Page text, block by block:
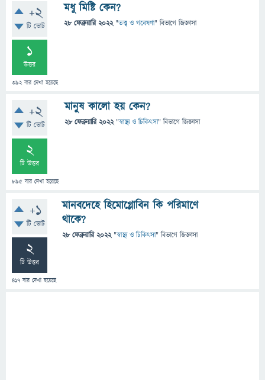
+2
টি ভোট
1
উত্তর
392বার দেখা হয়েছে
মধু মিষ্টি কেন?
28 ফেব্রুয়ারি 2022 "তত্ত্ব ও গবেষণা" বিভাগে জিজ্ঞাসা
+2
টি ভোট
2
টি উত্তর
895 বার দেখা হয়েছে
মানুষ কালো হয় কেন?
28 ফেব্রুয়ারি 2022 "স্বাস্থ্য ও চিকিৎসা" বিভাগে জিজ্ঞাসা
+1
টি ভোট
2
টি উত্তর
417 বার দেখা হয়েছে
মানবদেহে হিমোগ্লোবিন কি পরিমাণে
থাকে?
28 ফেব্রুয়ারি 2022 "স্বাস্থ্য ও চিকিৎসা" বিভাগে জিজ্ঞাসা